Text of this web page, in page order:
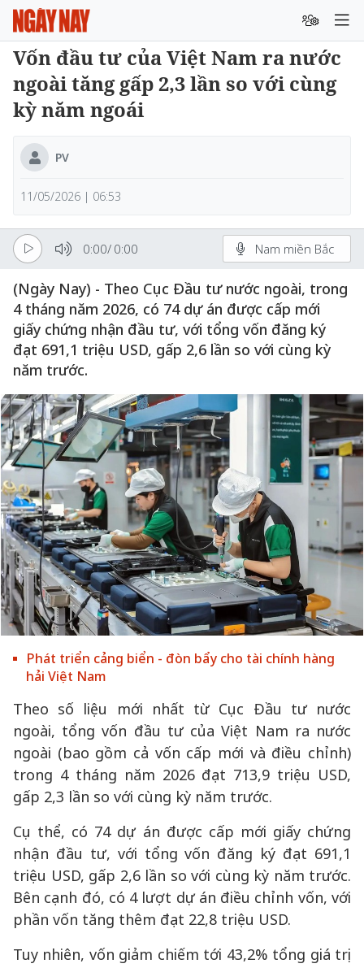
Vốn đầu tư của Việt Nam ra nước
ngoài tăng gấp 2,3 lần so với cùng
kỳ năm ngoái
PV
11/05/2026 | 06:53
0:00/ 0:00 Nam miền Bắc
(Ngày Nay) - Theo Cục Đầu tư nước ngoài, trong
4 tháng năm 2026, có 74 dự án được cấp mới
giấy chứng nhận đầu tư, với tổng vốn đăng ký
đạt 691,1 triệu USD, gấp 2,6 lần so với cùng kỳ
năm trước.
Phát triển cảng biển - đòn bẩy cho tài chính hàng
hải Việt Nam
Theo số liệu mới nhất từ Cục Đầu tư nước
ngoài, tổng vốn đầu tư của Việt Nam ra nước
ngoài (bao gồm cả vốn cấp mới và điều chỉnh)
trong 4 tháng năm 2026 đạt 713,9 triệu USD,
gấp 2,3 lần so với cùng kỳ năm trước.
Cụ thể, có 74 dự án được cấp mới giấy chứng
nhận đầu tư, với tổng vốn đăng ký đạt 691,1
triệu USD, gấp 2,6 lần so với cùng kỳ năm trước.
Bên cạnh đó, có 4 lượt dự án điều chỉnh vốn, với
phần vốn tăng thêm đạt 22,8 triệu USD.
Tuy nhiên, vốn giảm chiếm tới 43,2% tổng giá trị